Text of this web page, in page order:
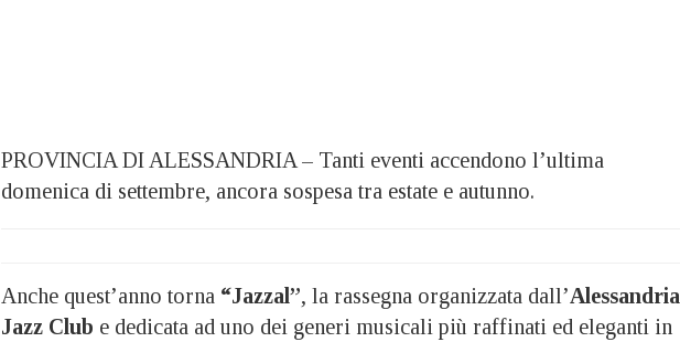
PROVINCIA DI ALESSANDRIA – Tanti eventi accendono l’ultima
domenica di settembre, ancora sospesa tra estate e autunno.
Anche quest’anno torna “Jazzal”, la rassegna organizzata dall’Alessandria
Jazz Club e dedicata ad uno dei generi musicali più raffinati ed eleganti in